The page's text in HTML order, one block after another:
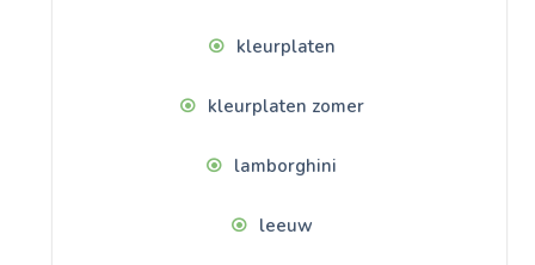
kleurplaten
kleurplaten zomer
lamborghini
leeuw